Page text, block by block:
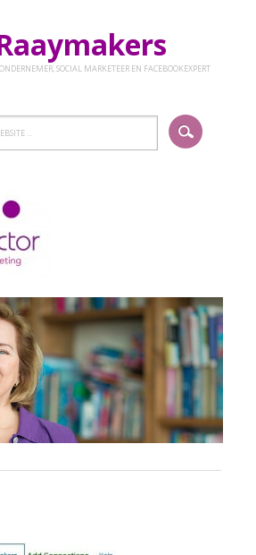
SOCIAL MARKETEER EN FACEBOOKEXPERT